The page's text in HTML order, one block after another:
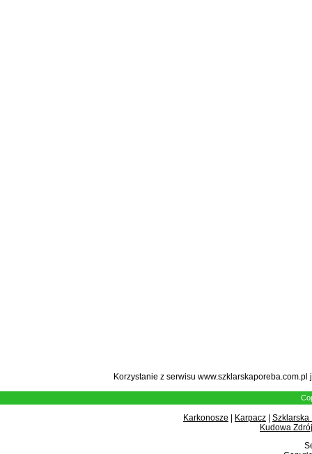
Korzystanie z serwisu
Karkonosze Karpacz
Szklarska
Kudowa